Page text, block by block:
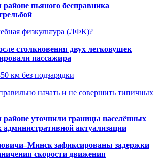
пьяного бесправника
физкультура (ЛФК)?
столкновения двух легковушек
пассажира
км без подзарядки
начать и не совершить типичных
уточнили границы населённых
актуализации
зафиксированы задержки
скорости движения